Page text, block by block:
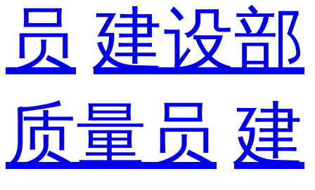
员 建设部
质量员 建